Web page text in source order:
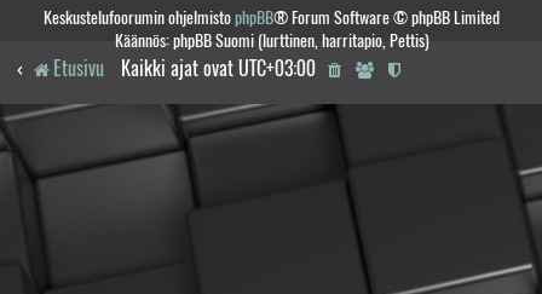
Keskustelufoorumin ohjelmistophpBB® Forum Software © phpBB Limited
Käännös: phpBB Suomi (lurttinen, harritapio, Pettis)
Etusivu Kaikki ajat ovat UTC+03:00